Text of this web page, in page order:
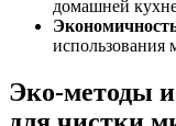
домашней
использования
Эко-методы и